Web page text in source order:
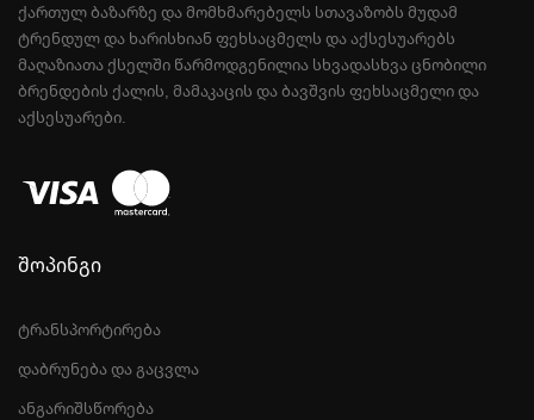
ᲥᲐᲠᲗᲣᲚ ᲑᲐᲖᲐᲠᲖᲔ ᲓᲐ ᲛᲝᲛᲮᲛᲐᲠᲔᲑᲔᲚᲡ ᲡᲗᲐᲕᲐᲖᲝᲑᲡ ᲛᲣᲓᲐᲛ
ᲢᲠᲔᲜᲓᲣᲚ ᲓᲐ ᲮᲐᲠᲘᲡᲮᲘᲐᲜ ᲤᲔᲮᲡᲐᲪᲛᲔᲚᲡ ᲓᲐ ᲐᲥᲡᲔᲡᲣᲐᲠᲔᲑᲡ
ᲛᲐᲦᲐᲖᲘᲐᲗᲐ ᲥᲡᲔᲚᲨᲘ ᲬᲐᲠᲛᲝᲓᲒᲔᲜᲘᲚᲘᲐ ᲡᲮᲕᲐᲓᲐᲡᲮᲕᲐ ᲪᲜᲝᲑᲘᲚᲘ
ᲑᲠᲔᲜᲓᲔᲑᲘᲡ ᲥᲐᲚᲘᲡ, ᲛᲐᲛᲐᲙᲐᲪᲘᲡ ᲓᲐ ᲑᲐᲕᲨᲕᲘᲡ ᲤᲔᲮᲡᲐᲪᲛᲔᲚᲘ ᲓᲐ
ᲐᲥᲡᲔᲡᲣᲐᲠᲔᲑᲘ.
შოპინგი
ტრანსპორტირება
დაბრუნება და გაცვლა
ანგარიშსწორება